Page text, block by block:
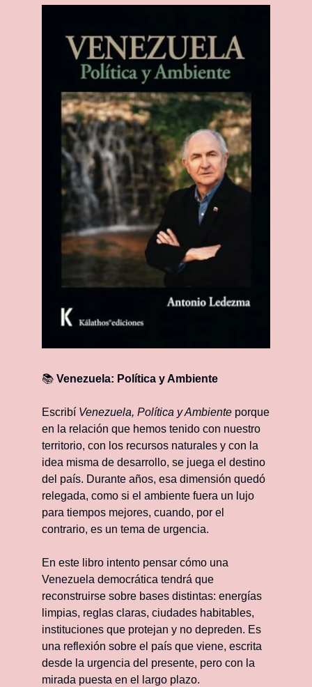
📚 Venezuela: Política y Ambiente
Escribí Venezuela, Política y Ambiente porque
en la relación que hemos tenido con nuestro
territorio, con los recursos naturales y con la
idea misma de desarrollo, se juega el destino
del país. Durante años, esa dimensión quedó
relegada, como si el ambiente fuera un lujo
para tiempos mejores, cuando, por el
contrario, es un tema de urgencia.
En este libro intento pensar cómo una
Venezuela democrática tendrá que
reconstruirse sobre bases distintas: energías
limpias, reglas claras, ciudades habitables,
instituciones que protejan y no depreden. Es
una reflexión sobre el país que viene, escrita
desde la urgencia del presente, pero con la
mirada puesta en el largo plazo.